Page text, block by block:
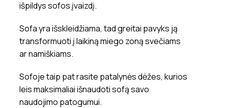
išpildys sofos įvaizdį.
Sofa yra išskleidžiama, tad greitai pavyks ją
transformuoti į laikiną miego zoną svečiams
ar namiškiams.
Sofoje taip pat rasite patalynės dėžes, kurios
leis maksimaliai išnaudoti sofą savo
naudojimo patogumui.